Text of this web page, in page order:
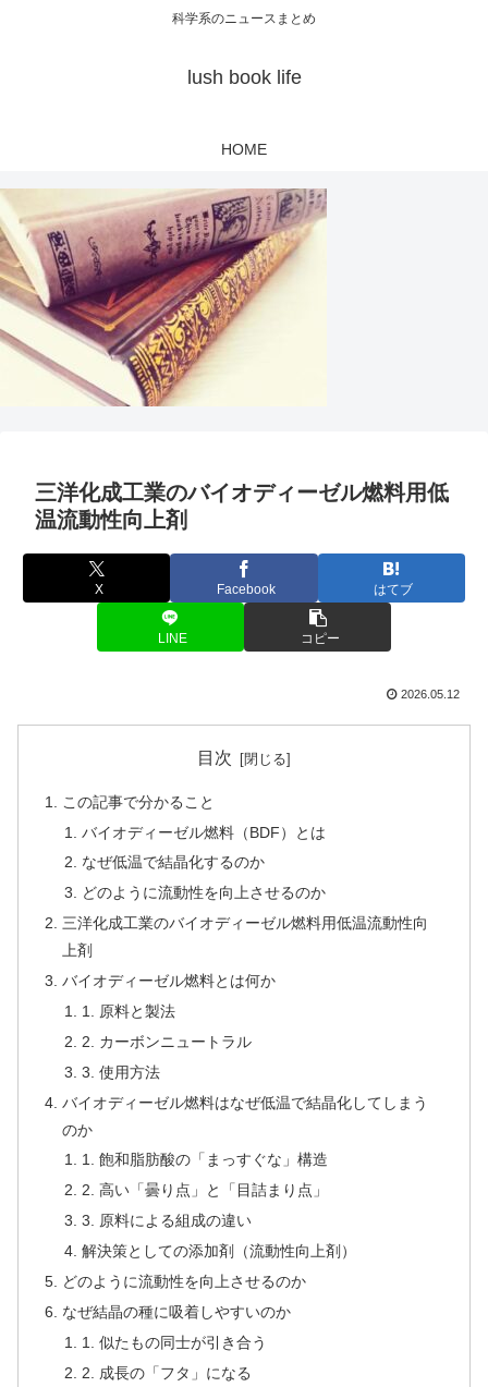
科学系のニュースまとめ
lush book life
HOME
三洋化成工業のバイオディーゼル燃料用低
温流動性向上剤
X Facebook はてブ
LINE コピー
2026.05.12
目次
この記事で分かること
バイオディーゼル燃料（BDF）とは
なぜ低温で結晶化するのか
どのように流動性を向上させるのか
三洋化成工業のバイオディーゼル燃料用低温流動性向
上剤
バイオディーゼル燃料とは何か
1. 原料と製法
2. カーボンニュートラル
3. 使用方法
バイオディーゼル燃料はなぜ低温で結晶化してしまう
のか
1. 飽和脂肪酸の「まっすぐな」構造
2. 高い「曇り点」と「目詰まり点」
3. 原料による組成の違い
解決策としての添加剤（流動性向上剤）
どのように流動性を向上させるのか
なぜ結晶の種に吸着しやすいのか
1. 似たもの同士が引き合う
2. 成長の「フタ」になる